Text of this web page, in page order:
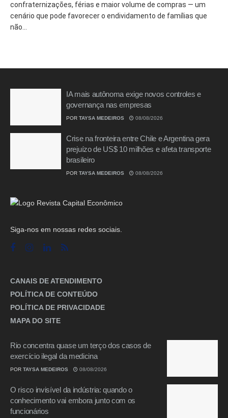
confraternizações, férias e maior volume de compras — um
cenário que pode favorecer o endividamento de famílias que
não...
IA mais autônoma exige novos controles e
governança nas empresas
POR TAYSA MEDEIROS 08/08/2026
Crise na fronteira entre Chile e Argentina gera
prejuízo de US$ 10 milhões e afeta transporte
brasileiro
POR TAYSA MEDEIROS 08/08/2026
Siga-nos em nossas redes sociais.
CANAIS DE ATENDIMENTO
POLÍTICA DE CONTEÚDO
POLÍTICA DE PRIVACIDADE
MAPA DO SITE
Rio concentra quase um terço dos casos de
exercício ilegal da medicina
POR TAYSA MEDEIROS 08/08/2026
O risco invisível da indústria: quando o
conhecimento vai embora junto com os
funcionários